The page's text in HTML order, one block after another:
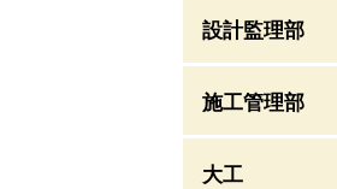
設計監理部
施工管理部
大工